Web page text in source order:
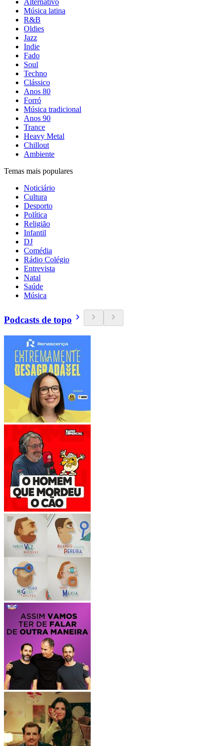
Alternativo
Música latina
R&B
Oldies
Jazz
Indie
Fado
Soul
Techno
Clássico
Anos 80
Forró
Música tradicional
Anos 90
Trance
Heavy Metal
Chillout
Ambiente
Temas mais populares
Noticiário
Cultura
Desporto
Política
Religião
Infantil
DJ
Comédia
Rádio Colégio
Entrevista
Natal
Saúde
Música
Podcasts de topo